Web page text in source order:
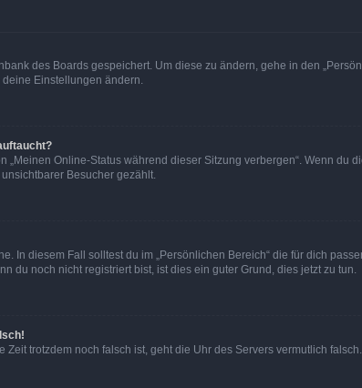
des Boards gespeichert. Um diese zu ändern, gehe in den
Einstellungen ändern.
Online-Status während dieser Sitzung verbergen“. Wenn du
Besucher gezählt.
In diesem Fall solltest du im „Persönlichen Bereich“ die für dich
du noch nicht registriert bist, ist dies ein guter Grund, dies jetzt zu tun.
trotzdem noch falsch ist, geht die Uhr des Servers vermutlich